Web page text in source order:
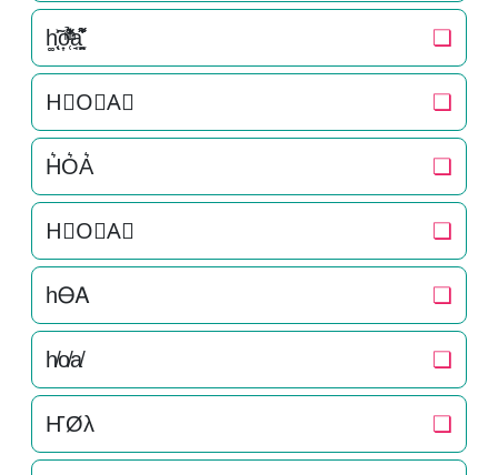
h͚̖̜̍̃͐o͎̜̓̇ͫ̉͊ͨ͊a̘̫͈̭͌͛͌̇̇̍ ❏
H⃗O⃗A⃗ ❏
H͛O͛A͛ ❏
H⃒O⃒A⃒ ❏
hᎾᎪ ❏
h̸o̸a̸ ❏
ҤØλ ❏